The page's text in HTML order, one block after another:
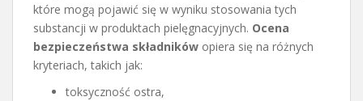
które mogą pojawić się w wyniku stosowania tych
substancji w produktach pielęgnacyjnych. Ocena
bezpieczeństwa składników opiera się na różnych
kryteriach, takich jak:
toksyczność ostra,